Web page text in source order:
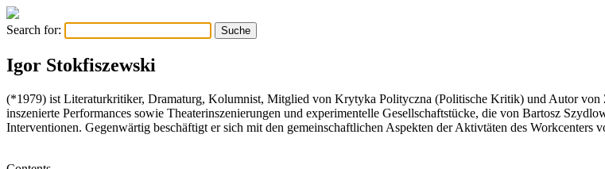
Search for:
Igor Stokfiszewski
(*1979) ist Literaturkritiker, Dramaturg, Kolumnist, Mitglied von Krytyka Polityczna (Politische Kritik) und Autor
inszenierte Performances sowie Theaterinszenierungen und experimentelle Gesellschaftstücke, die von Bartosz
Interventionen. Gegenwärtig beschäftigt er sich mit den gemeinschaftlichen Aspekten der Aktivtäten des Workcenters